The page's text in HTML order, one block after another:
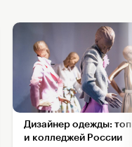
Дизайнер одежды:
и колледжей России